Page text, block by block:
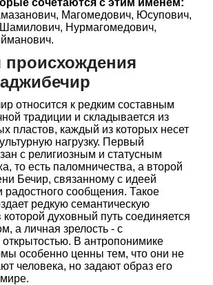
сочетаются с этим именем:
Магомедович, Юсупович,
Нурмагомедович,
происхождения
относится к редким составным
традиции и складывается из
пластов, каждый из которых несет
нагрузку. Первый
с религиозным и статусным
то есть паломничества, а второй
Бечир, связанному с идеей
радостного сообщения. Такое
редкую семантическую
которой духовный путь соединяется
а личная зрелость - с
В антропонимике
особенно ценны тем, что они не
человека, но задают образ его